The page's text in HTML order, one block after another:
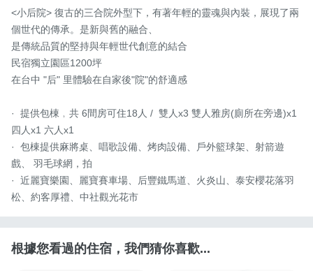
<小后院> 復古的三合院外型下，有著年輕的靈魂與內裝，展現了兩
個世代的傳承。是新與舊的融合、
是傳統品質的堅持與年輕世代創意的結合
民宿獨立園區1200坪
在台中 "后" 里體驗在自家後"院"的舒適感
·  提供包棟﹐共 6間房可住18人 /  雙人x3 雙人雅房(廁所在旁邊)x1
四人x1 六人x1
·  包棟提供麻將桌、唱歌設備、烤肉設備、戶外籃球架、射箭遊
戲、 羽毛球網，拍
·  近麗寶樂園、麗寶賽車場、后豐鐵馬道、火炎山、泰安櫻花落羽
松、約客厚禮、中社觀光花市
根據您看過的住宿，我們猜你喜歡...